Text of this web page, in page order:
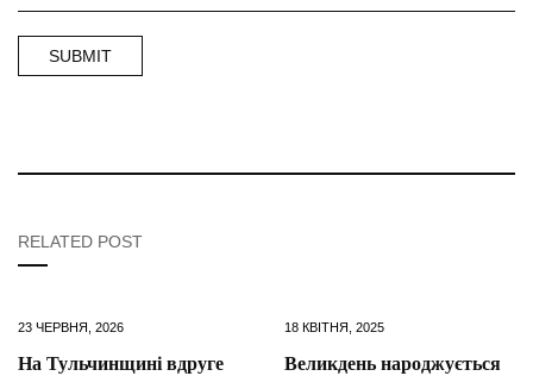
RELATED POST
23 ЧЕРВНЯ, 2026
На Тульчинщині вдруге
18 КВІТНЯ, 2025
Великдень народжується